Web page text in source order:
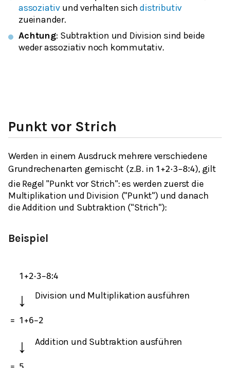
assoziativ und verhalten sichdistributiv
zueinander.
Achtung: Subtraktion und Division sind beide
weder assoziativ noch kommutativ.
Punkt vor Strich
Werden in einem Ausdruck mehrere verschiedene
Grundrechenarten gemischt (z.B. in 1 +2⋅3−8:4⁣), gilt
die Regel "Punkt vor Strich": es werden zuerst die
Multiplikation und Division ("Punkt") und danach
die Addition und Subtraktion ("Strich"):
Beispiel
1 +2⋅3−8:4
↓ Division und Multiplikation ausführen
= 1 +6−2
↓ Addition und Subtraktion ausführen